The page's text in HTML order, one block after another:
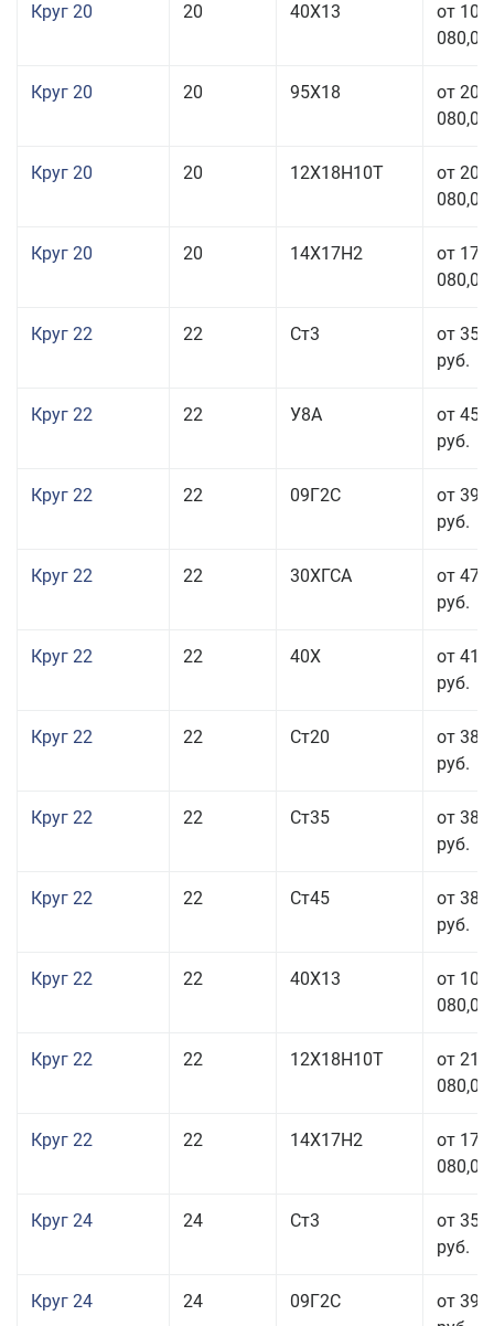
Круг 20 20 40Х13
от 103
080,00
Круг 20 20 95Х18
от 208
080,00
Круг 20 20 12Х18Н10Т
от 209
080,00
Круг 20 20 14Х17Н2
от 175
080,00
Круг 22 22 Ст3
от 35
руб.
Круг 22 22 У8А
от 45
руб.
Круг 22 22 09Г2С
от 39
руб.
Круг 22 22 30ХГСА
от 47
руб.
Круг 22 22 40Х
от 41
руб.
Круг 22 22 Ст20
от 38
руб.
Круг 22 22 Ст35
от 38
руб.
Круг 22 22 Ст45
от 38
руб.
Круг 22 22 40Х13
от 103
080,00
Круг 22 22 12Х18Н10Т
от 210
080,00
Круг 22 22 14Х17Н2
от 175
080,00
Круг 24 24 Ст3
от 35
руб.
Круг 24 24 09Г2С
от 39